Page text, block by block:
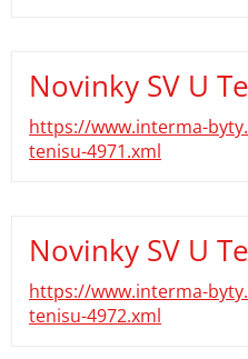
Novinky SV U
https://www.interma-
tenisu-4971.xml
Novinky SV U
https://www.interma-
tenisu-4972.xml